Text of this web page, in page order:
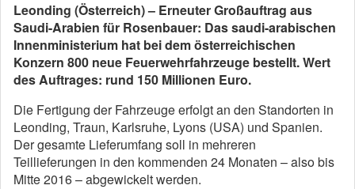
Leonding (Österreich) – Erneuter Großauftrag aus
Saudi-Arabien für Rosenbauer: Das saudi-arabischen
Innenministerium hat bei dem österreichischen
Konzern 800 neue Feuerwehrfahrzeuge bestellt.Wert
des Auftrages: rund 150 Millionen Euro.
Die Fertigung der Fahrzeuge erfolgt an den Standorten in
Leonding, Traun, Karlsruhe, Lyons (USA) und Spanien.
Der gesamte Lieferumfang soll in mehreren
Teillieferungen in den kommenden 24 Monaten – also bis
Mitte 2016 – abgewickelt werden.